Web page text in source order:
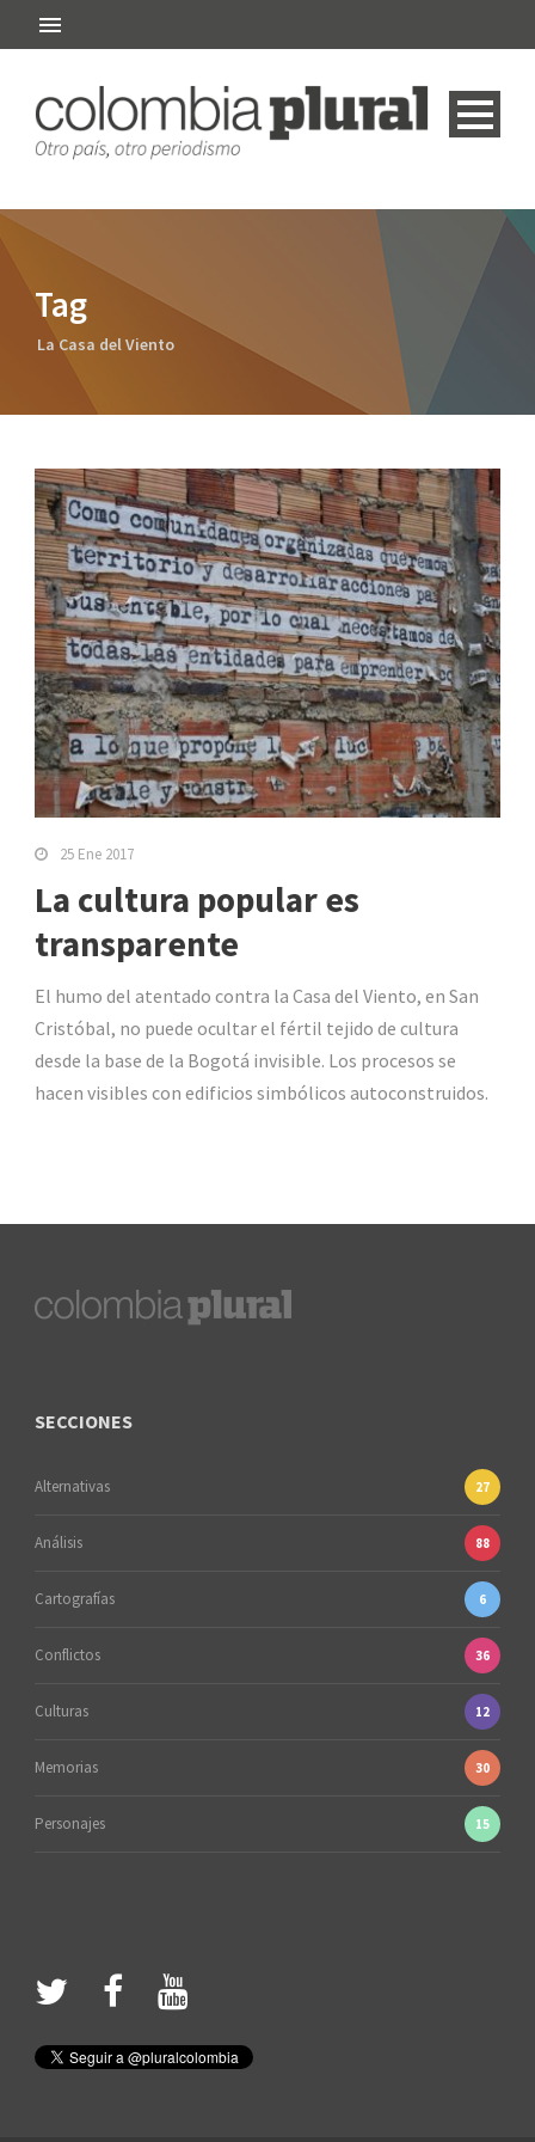
Tag
La Casa del Viento
25 Ene 2017
La cultura popular es
transparente
El humo del atentado contra la Casa del Viento, en San
Cristóbal, no puede ocultar el fértil tejido de cultura
desde la base de la Bogotá invisible. Los procesos se
hacen visibles con edificios simbólicos autoconstruidos.
SECCIONES
Alternativas 27
Análisis 88
Cartografías 6
Conflictos 36
Culturas 12
Memorias 30
Personajes 15